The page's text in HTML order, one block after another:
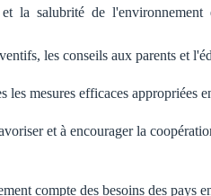
la salubrité de l'environnement
les conseils aux parents et
les mesures efficaces
et à encourager la
compte des besoins des pays